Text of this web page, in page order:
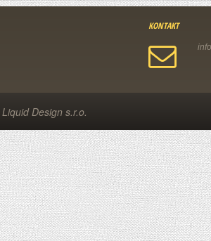
KONTAKT
Liquid Design s.r.o.